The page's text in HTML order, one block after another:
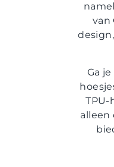
van
Ga
TPU-
alleen